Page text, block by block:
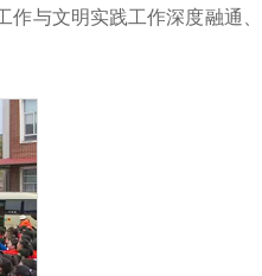
作与文明实践工作深度融通